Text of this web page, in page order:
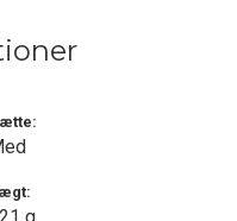
behandlingen med
hætte, der kan bæres